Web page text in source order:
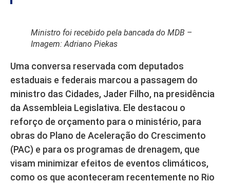
Ministro foi recebido pela bancada do MDB –
Imagem: Adriano Piekas
Uma conversa reservada com deputados
estaduais e federais marcou a passagem do
ministro das Cidades, Jader Filho, na presidência
da Assembleia Legislativa. Ele destacou o
reforço de orçamento para o ministério, para
obras do Plano de Aceleração do Crescimento
(PAC) e para os programas de drenagem, que
visam minimizar efeitos de eventos climáticos,
como os que aconteceram recentemente no Rio